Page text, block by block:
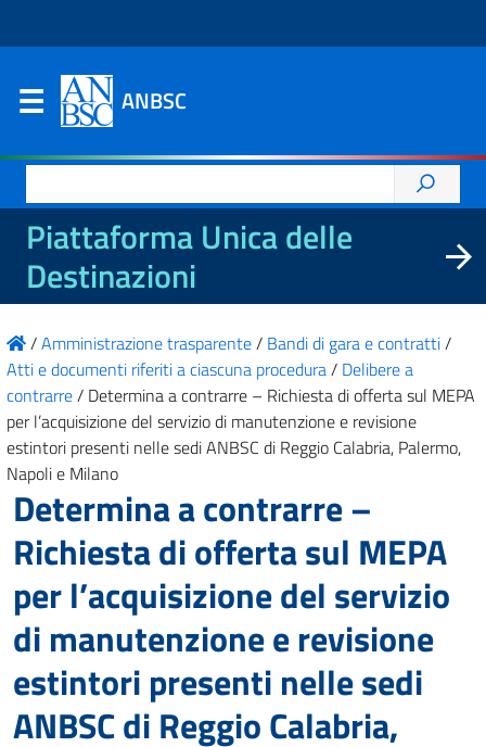
ANBSC
per:
Piattaforma Unica delle
Destinazioni
/Amministrazione trasparente/ Bandi di gara e contratti/
Atti e documenti riferiti a ciascuna procedura/ Delibere a
contrarre/ Determina a contrarre – Richiesta di offerta sul MEPA
per l’acquisizione del servizio di manutenzione e revisione
estintori presenti nelle sedi ANBSC di Reggio Calabria, Palermo,
Napoli e Milano
Determina a contrarre –
Richiesta di offerta sul MEPA
per l’acquisizione del servizio
di manutenzione e revisione
estintori presenti nelle sedi
ANBSC di Reggio Calabria,